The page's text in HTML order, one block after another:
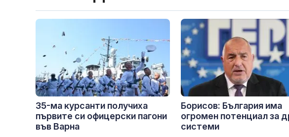
35-ма курсанти получиха
първите си офицерски пагони
във Варна
Борисов: България има
огромен потенциал за
системи